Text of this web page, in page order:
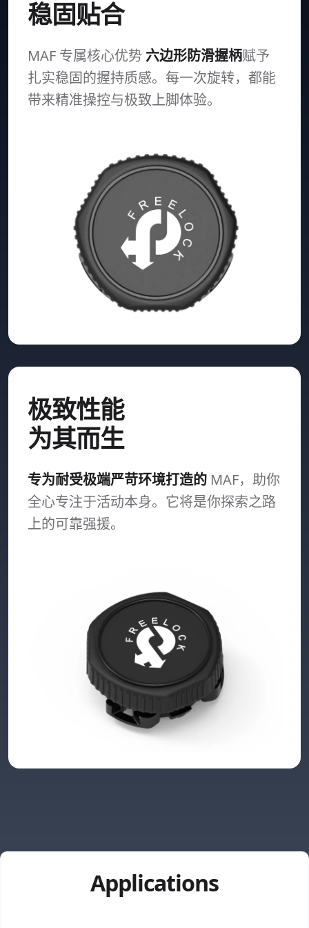
稳固贴合
MAF 专属核心优势 六边形防滑握柄赋予
扎实稳固的握持质感。每一次旋转，都能
带来精准操控与极致上脚体验。
极致性能
为其而生
专为耐受极端严苛环境打造的 MAF，助你
全心专注于活动本身。它将是你探索之路
上的可靠强援。
Applications